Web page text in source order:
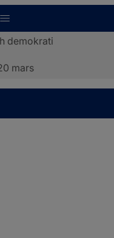
demokrati
mars